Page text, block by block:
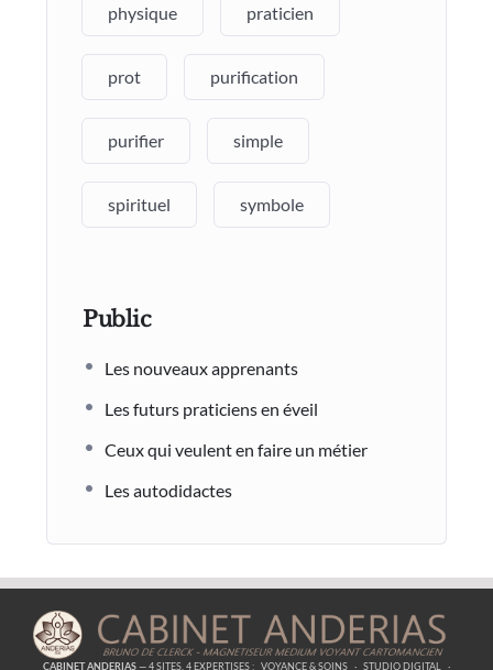
physique praticien
prot purification
purifier simple
spirituel symbole
Public
Les nouveaux apprenants
Les futurs praticiens en éveil
Ceux qui veulent en faire un métier
Les autodidactes
CABINET ANDERIAS— 4 SITES, 4 EXPERTISES : VOYANCE & SOINS · STUDIO DIGITAL ·